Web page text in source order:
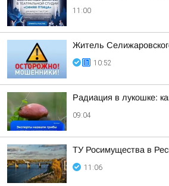
11:00
Житель
10:52
Радиация в лукошке:
09:04
ТУ Росимущества в
11:06